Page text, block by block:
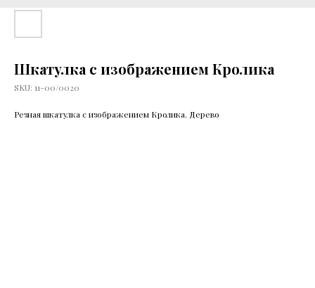
Шкатулка с изображением Кролика
SKU: 11-00/0020
Резная шкатулка с изображением Кролика. Дерево